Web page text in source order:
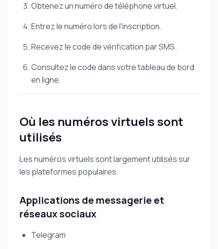
Obtenez un numéro de téléphone virtuel.
Entrez le numéro lors de l'inscription.
Recevez le code de vérification par SMS.
Consultez le code dans votre tableau de bord
en ligne.
Où les numéros virtuels sont
utilisés
Les numéros virtuels sont largement utilisés sur
les plateformes populaires.
Applications de messagerie et
réseaux sociaux
Telegram